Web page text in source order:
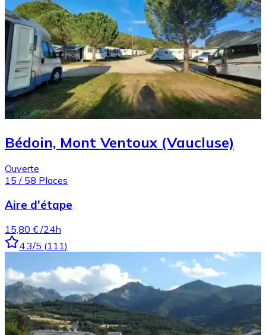
Bédoin, Mont Ventoux (Vaucluse)
Ouverte
15 / 58 Places
Aire d'étape
15,80 € /24h
4.3/5 (111)